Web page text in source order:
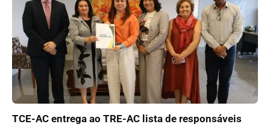
TCE-AC entrega ao TRE-AC lista de responsáveis